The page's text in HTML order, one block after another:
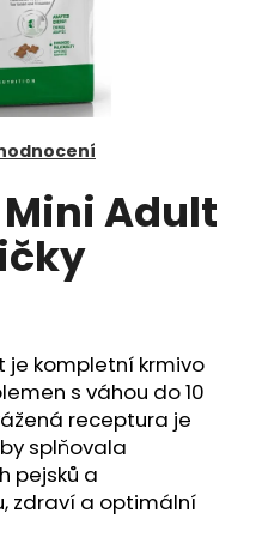
Adult
je kompletní krmivo
s váhou do 10
receptura je
splňovala
pejsků a
zdraví a optimální